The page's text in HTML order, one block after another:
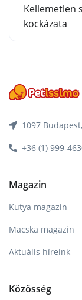
Kellemetlen
kockázata
1097
+36 (1) 999-
Magazin
Kutya magazin
Macska magazin
Aktuális híreink
Közösség